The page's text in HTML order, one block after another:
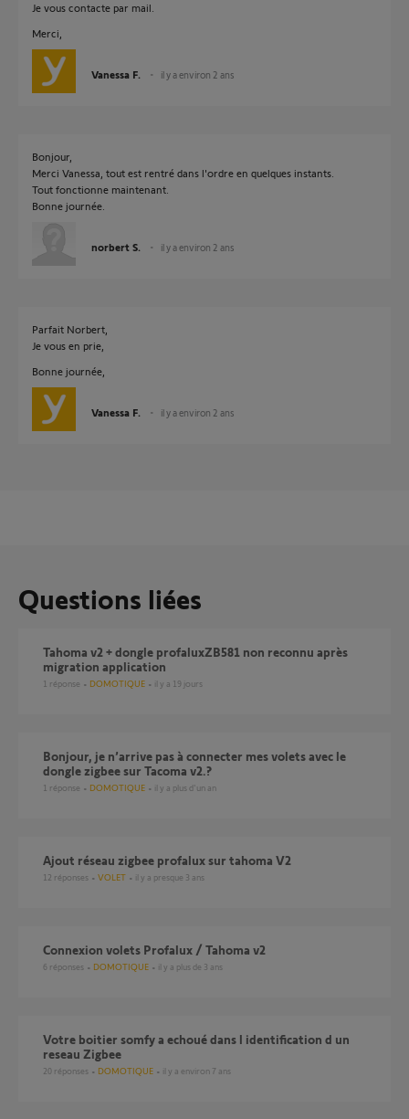
Je vous contacte par mail.
Merci,
Vanessa F. il y a environ 2 ans
Bonjour,
Merci Vanessa, tout est rentré dans l'ordre en quelques instants.
Tout fonctionne maintenant.
Bonne journée.
norbert S. il y a environ 2 ans
Parfait Norbert,
Je vous en prie,
Bonne journée,
Vanessa F. il y a environ 2 ans
Questions liées
tahoma v2 + dongle profaluxZB581 non reconnu après
migration application
1 réponse DOMOTIQUE il y a 19 jours
Bonjour, je n’arrive pas à connecter mes volets avec le
dongle zigbee sur Tacoma v2.?
1 réponse DOMOTIQUE il y a plus d'un an
ajout réseau zigbee profalux sur tahoma V2
12 réponses VOLET il y a presque 3 ans
Connexion volets Profalux / Tahoma v2
6 réponses DOMOTIQUE il y a plus de 3 ans
Votre boitier somfy a echoué dans l identification d un
reseau Zigbee
20 réponses DOMOTIQUE il y a environ 7 ans